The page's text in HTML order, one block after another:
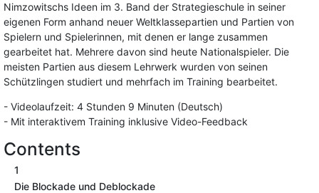
Nimzowitschs Ideen im 3. Band der Strategieschule in seiner
eigenen Form anhand neuer Weltklassepartien und Partien von
Spielern und Spielerinnen, mit denen er lange zusammen
gearbeitet hat. Mehrere davon sind heute Nationalspieler. Die
meisten Partien aus diesem Lehrwerk wurden von seinen
Schützlingen studiert und mehrfach im Training bearbeitet.
- Videolaufzeit: 4 Stunden 9 Minuten (Deutsch)
- Mit interaktivem Training inklusive Video-Feedback
Contents
1
Die Blockade und Deblockade